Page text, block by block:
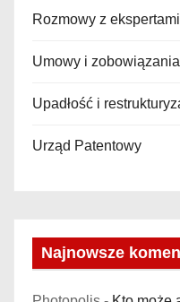
Rozmowy z ekspertami
Umowy i zobowiązania
Upadłość i
Urząd Patentowy
Najnowsze